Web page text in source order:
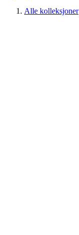
Alle kolleksjoner